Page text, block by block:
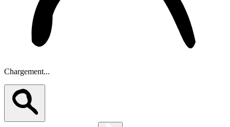
Chargement...